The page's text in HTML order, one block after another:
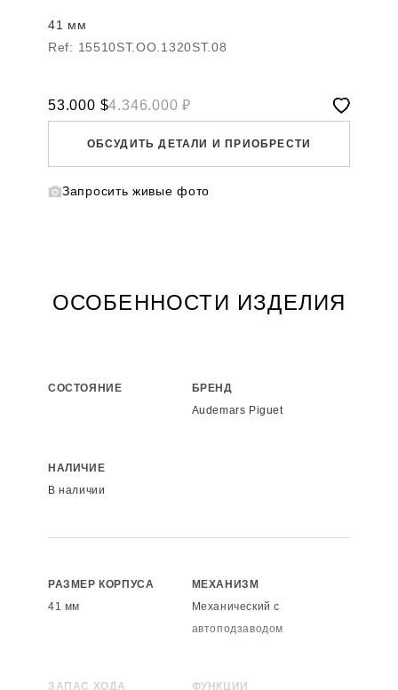
41 мм
Ref: 15510ST.OO.1320ST.08
53.000 $4.346.000 ₽
ОБСУДИТЬ ДЕТАЛИ И ПРИОБРЕСТИ
WHATSAPP
Запросить живые фото
ОСОБЕННОСТИ ИЗДЕЛИЯ
СОСТОЯНИЕ
БРЕНД
Audemars Piguet
НАЛИЧИЕ
В наличии
РАЗМЕР КОРПУСА
41 мм
МЕХАНИЗМ
Механический с
автоподзаводом
ЗАПАС ХОДА
ФУНКЦИИ